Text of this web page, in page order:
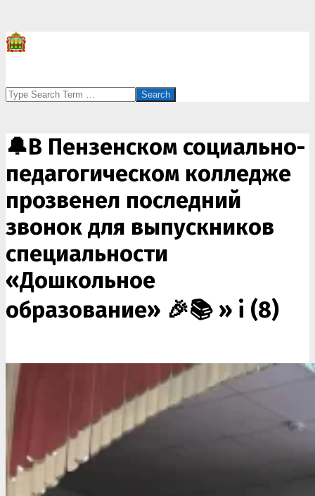
Search
🔔В Пензенском социально-
педагогическом колледже
прозвенел последний
звонок для выпускников
специальности
«Дошкольное
образование» 🎉📚 » i (8)